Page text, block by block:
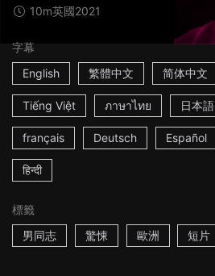
10m英國2021
字幕
English
繁體中文 简体中文
Tiếng Việt ภาษาไทย 日本語
français Deutsch Español
हिन्दी
標籤
男同志
驚悚 歐洲 短片